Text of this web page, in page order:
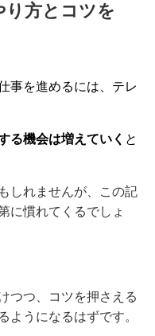
り方とコツを
事を進めるには、テレ
る機会は増えていく と
しれませんが、この記
に慣れてくるでしょ
つつ、コツを押さえる
ようになるはずです。